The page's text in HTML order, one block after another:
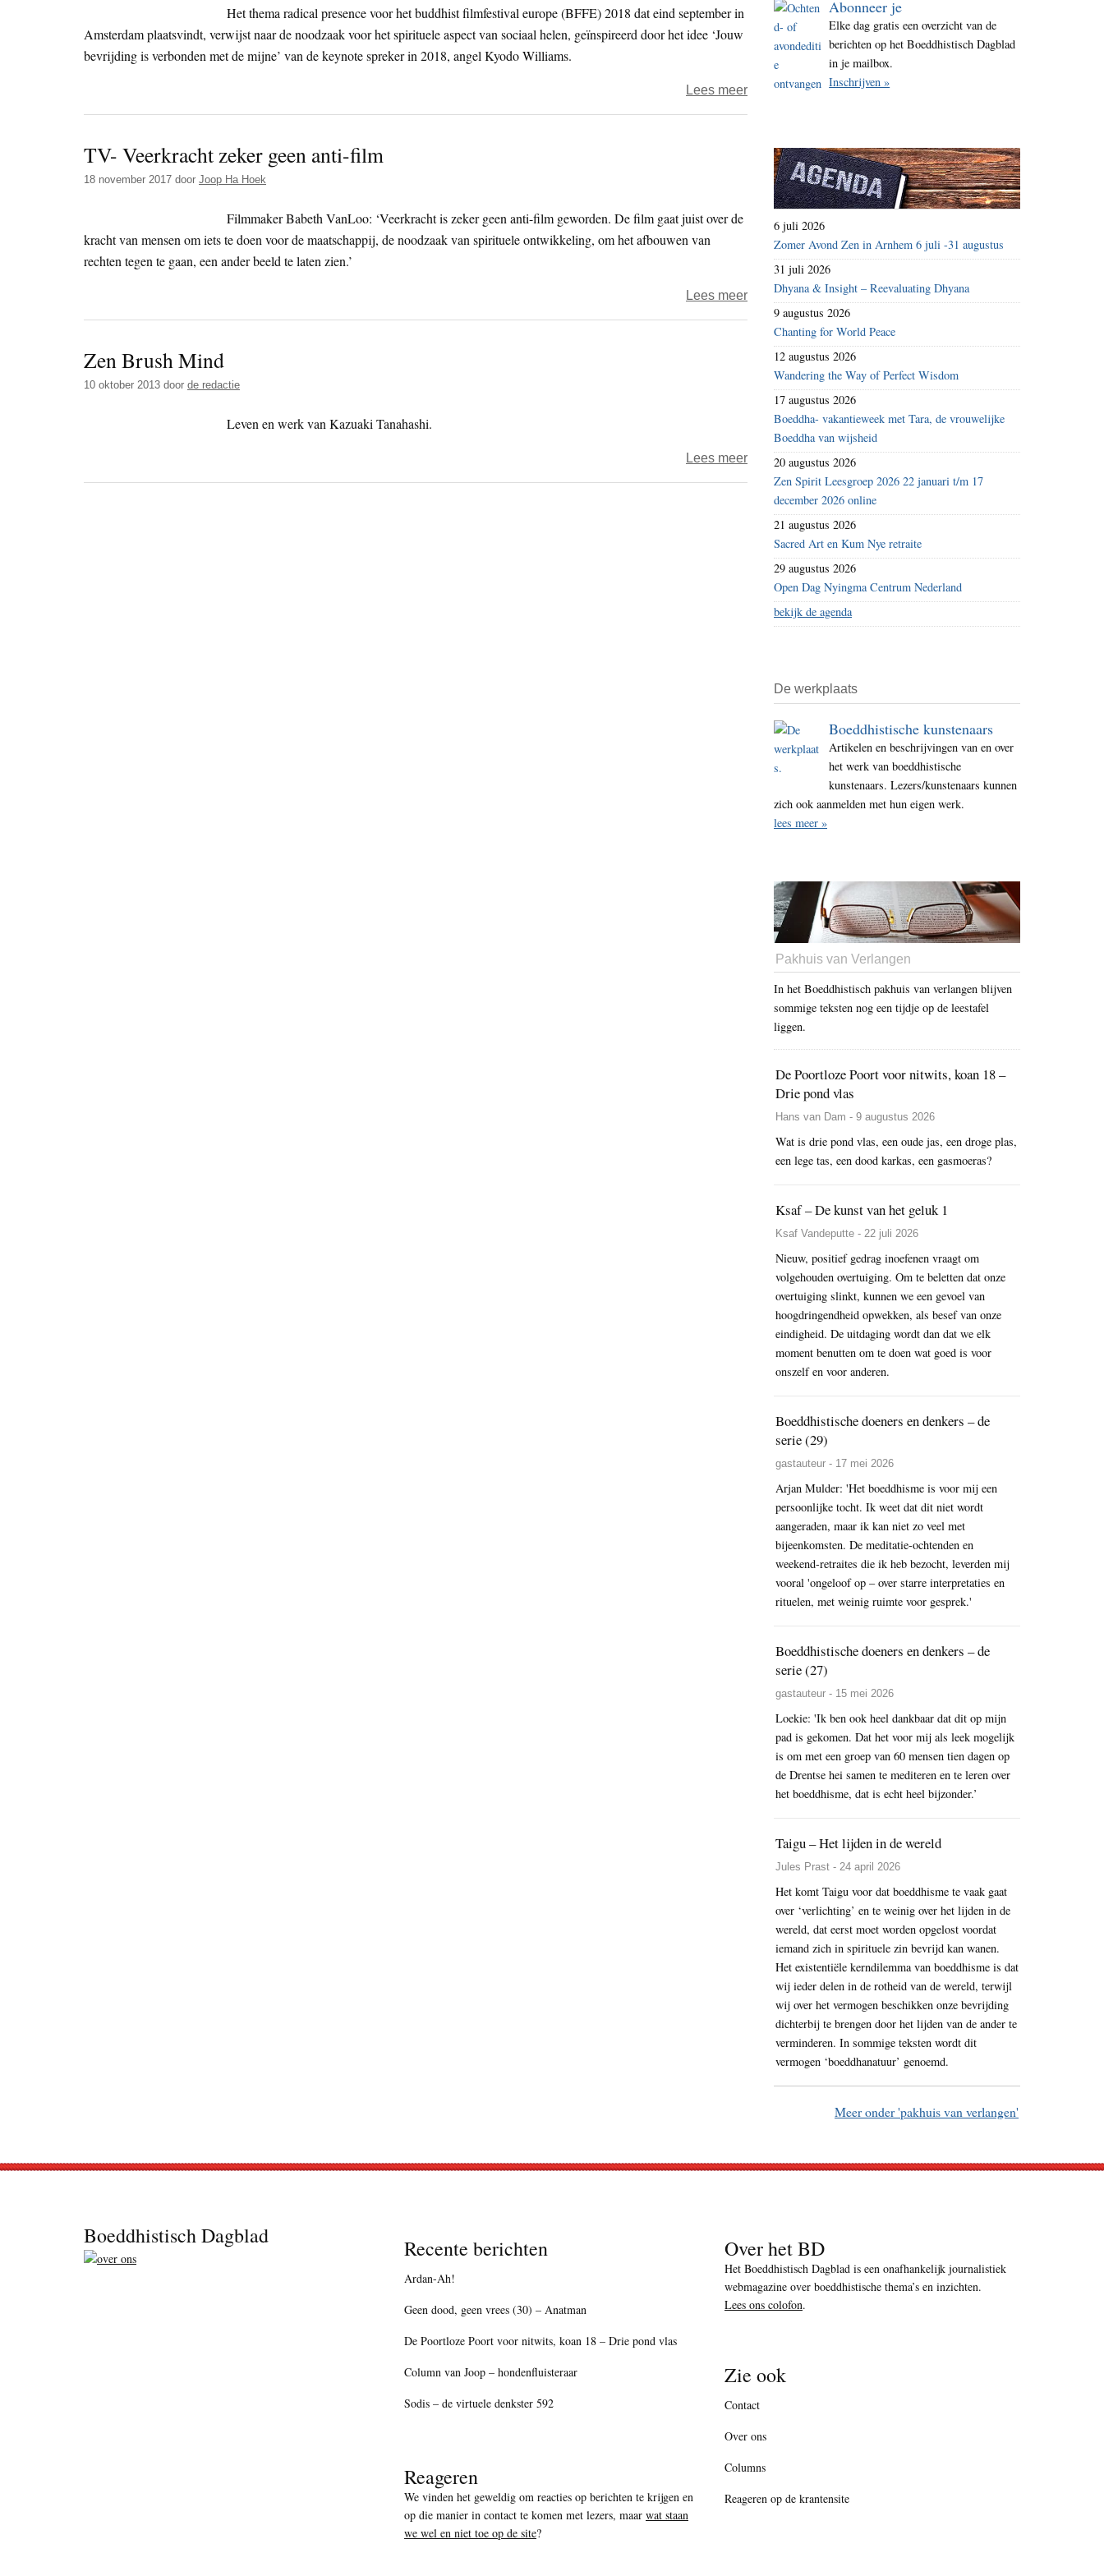
i
t
Het thema radical presence voor het buddhist filmfestival europe (BFFE) 2018 dat eind september in
Amsterdam plaatsvindt, verwijst naar de noodzaak voor het spirituele aspect van sociaal helen, geïnspireerd door het idee ‘Jouw
bevrijding is verbonden met de mijne’ van de keynote spreker in 2018, angel Kyodo Williams.
Lees meerover
Buddhist
filmfestival
Amsterdam
radical
presence
TV- Veerkracht zeker geen anti-film
18 november 2017 door Joop Ha Hoek
Filmmaker Babeth VanLoo: ‘Veerkracht is zeker geen anti-film geworden. De film gaat juist over de
kracht van mensen om iets te doen voor de maatschappij, de noodzaak van spirituele ontwikkeling, om het afbouwen van
rechten tegen te gaan, een ander beeld te laten zien.’
Lees meerover
Veerkracht
zeker
geen
Zen Brush Mind
10 oktober 2013 door de redactie
Leven en werk van Kazuaki Tanahashi.
Lees meerover
Brush
Mind
Abonneer je
Elke dag gratis een overzicht van de
berichten op het Boeddhistisch Dagblad
in je mailbox.
Inschrijven »
6 juli 2026
Zomer Avond Zen in Arnhem 6 juli -31 augustus
31 juli 2026
Dhyana & Insight – Reevaluating Dhyana
9 augustus 2026
Chanting for World Peace
12 augustus 2026
Wandering the Way of Perfect Wisdom
17 augustus 2026
Boeddha- vakantieweek met Tara, de vrouwelijke
Boeddha van wijsheid
20 augustus 2026
Zen Spirit Leesgroep 2026 22 januari t/m 17
december 2026 online
21 augustus 2026
Sacred Art en Kum Nye retraite
29 augustus 2026
Open Dag Nyingma Centrum Nederland
bekijk de agenda
De werkplaats
Boeddhistische kunstenaars
Artikelen en beschrijvingen van en over
het werk van boeddhistische
kunstenaars. Lezers/kunstenaars kunnen
zich ook aanmelden met hun eigen werk.
lees meer »
Pakhuis van Verlangen
In het Boeddhistisch pakhuis van verlangen blijven
sommige teksten nog een tijdje op de leestafel
liggen.
De Poortloze Poort voor nitwits, koan 18 –
Drie pond vlas
Hans van Dam - 9 augustus 2026
Wat is drie pond vlas, een oude jas, een droge plas,
een lege tas, een dood karkas, een gasmoeras?
Ksaf – De kunst van het geluk 1
Ksaf Vandeputte - 22 juli 2026
Nieuw, positief gedrag inoefenen vraagt om
volgehouden overtuiging. Om te beletten dat onze
overtuiging slinkt, kunnen we een gevoel van
hoogdringendheid opwekken, als besef van onze
eindigheid. De uitdaging wordt dan dat we elk
moment benutten om te doen wat goed is voor
onszelf en voor anderen.
Boeddhistische doeners en denkers – de
serie (29)
gastauteur - 17 mei 2026
Arjan Mulder: 'Het boeddhisme is voor mij een
persoonlijke tocht. Ik weet dat dit niet wordt
aangeraden, maar ik kan niet zo veel met
bijeenkomsten. De meditatie-ochtenden en
weekend-retraites die ik heb bezocht, leverden mij
vooral 'ongeloof op – over starre interpretaties en
rituelen, met weinig ruimte voor gesprek.'
Boeddhistische doeners en denkers – de
serie (27)
gastauteur - 15 mei 2026
Loekie: 'Ik ben ook heel dankbaar dat dit op mijn
pad is gekomen. Dat het voor mij als leek mogelijk
is om met een groep van 60 mensen tien dagen op
de Drentse hei samen te mediteren en te leren over
het boeddhisme, dat is echt heel bijzonder.’
Taigu – Het lijden in de wereld
Jules Prast - 24 april 2026
Het komt Taigu voor dat boeddhisme te vaak gaat
over ‘verlichting’ en te weinig over het lijden in de
wereld, dat eerst moet worden opgelost voordat
iemand zich in spirituele zin bevrijd kan wanen.
Het existentiële kerndilemma van boeddhisme is dat
wij ieder delen in de rotheid van de wereld, terwijl
wij over het vermogen beschikken onze bevrijding
dichterbij te brengen door het lijden van de ander te
verminderen. In sommige teksten wordt dit
vermogen ‘boeddhanatuur’ genoemd.
Meer onder 'pakhuis van verlangen'
Boeddhistisch Dagblad Recente berichten
Ardan-Ah!
Geen dood, geen vrees (30) – Anatman
De Poortloze Poort voor nitwits, koan 18 – Drie pond vlas
Column van Joop – hondenfluisteraar
Sodis – de virtuele denkster 592
Reageren
We vinden het geweldig om reacties op berichten te krijgen en
op die manier in contact te komen met lezers, maar wat staan
we wel en niet toe op de site?
Over het BD
Het Boeddhistisch Dagblad is een onafhankelijk journalistiek
webmagazine over boeddhistische thema’s en inzichten.
Lees ons colofon.
Zie ook
Contact
Over ons
Columns
Reageren op de krantensite